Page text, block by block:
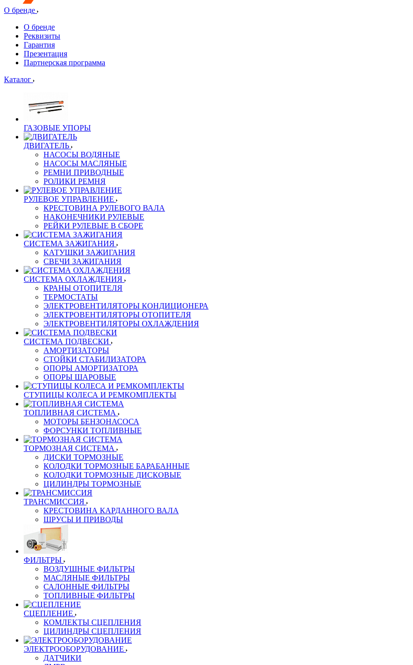
О бренде
О бренде
Реквизиты
Гарантия
Презентация
Партнерская программа
Каталог
ГАЗОВЫЕ УПОРЫ
ДВИГАТЕЛЬ
НАСОСЫ ВОДЯНЫЕ
НАСОСЫ МАСЛЯНЫЕ
РЕМНИ ПРИВОДНЫЕ
РОЛИКИ РЕМНЯ
РУЛЕВОЕ УПРАВЛЕНИЕ
КРЕСТОВИНА РУЛЕВОГО ВАЛА
НАКОНЕЧНИКИ РУЛЕВЫЕ
РЕЙКИ РУЛЕВЫЕ В СБОРЕ
СИСТЕМА ЗАЖИГАНИЯ
КАТУШКИ ЗАЖИГАНИЯ
СВЕЧИ ЗАЖИГАНИЯ
СИСТЕМА ОХЛАЖДЕНИЯ
КРАНЫ ОТОПИТЕЛЯ
ТЕРМОСТАТЫ
ЭЛЕКТРОВЕНТИЛЯТОРЫ КОНДИЦИОНЕРА
ЭЛЕКТРОВЕНТИЛЯТОРЫ ОТОПИТЕЛЯ
ЭЛЕКТРОВЕНТИЛЯТОРЫ ОХЛАЖДЕНИЯ
СИСТЕМА ПОДВЕСКИ
АМОРТИЗАТОРЫ
СТОЙКИ СТАБИЛИЗАТОРА
ОПОРЫ АМОРТИЗАТОРА
ОПОРЫ ШАРОВЫЕ
СТУПИЦЫ КОЛЕСА И РЕМКОМПЛЕКТЫ
ТОПЛИВНАЯ СИСТЕМА
МОТОРЫ БЕНЗОНАСОСА
ФОРСУНКИ ТОПЛИВНЫЕ
ТОРМОЗНАЯ СИСТЕМА
ДИСКИ ТОРМОЗНЫЕ
КОЛОДКИ ТОРМОЗНЫЕ БАРАБАННЫЕ
КОЛОДКИ ТОРМОЗНЫЕ ДИСКОВЫЕ
ЦИЛИНДРЫ ТОРМОЗНЫЕ
ТРАНСМИССИЯ
КРЕСТОВИНА КАРДАННОГО ВАЛА
ШРУСЫ И ПРИВОДЫ
ФИЛЬТРЫ
ВОЗДУШНЫЕ ФИЛЬТРЫ
МАСЛЯНЫЕ ФИЛЬТРЫ
САЛОННЫЕ ФИЛЬТРЫ
ТОПЛИВНЫЕ ФИЛЬТРЫ
СЦЕПЛЕНИЕ
КОМЛЕКТЫ СЦЕПЛЕНИЯ
ЦИЛИНДРЫ СЦЕПЛЕНИЯ
ЭЛЕКТРООБОРУДОВАНИЕ
ДАТЧИКИ